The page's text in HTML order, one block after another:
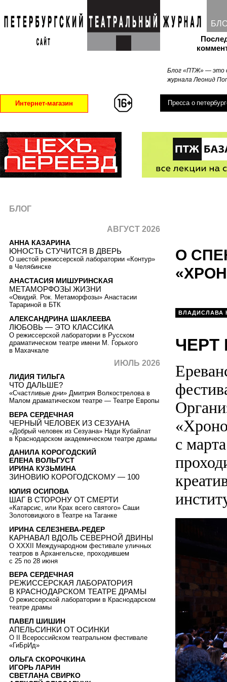
Блог «ПТЖ» — это
журнала Леонид
Интернет-магазин Пресса о
О
ВЛАДИСЛАВА
ЧЕРТ
с
БЛОГ
АВГУСТ 2026
АННА КАЗАРИНА
ЮНОСТЬ СТУЧИТСЯ В ДВЕРЬ
О шестой режиссерской лаборатории «Контур»
в Челябинске
АНАСТАСИЯ МИШУРИНСКАЯ
МЕТАМОРФОЗЫ ЖИЗНИ
«Овидий. Рок. Метаморфозы» Анастасии
Тарариной в БТК
АЛЕКСАНДРИНА ШАКЛЕЕВА
ЛЮБОВЬ — ЭТО КЛАССИКА
О режиссерской лаборатории в Русском
драматическом театре имени М. Горького
в Махачкале
ИЮЛЬ 2026
ЛИДИЯ ТИЛЬГА
ЧТО ДАЛЬШЕ?
«Счастливые дни» Дмитрия Волкострелова в
Малом драматическом театре — Театре Европы
ВЕРА СЕРДЕЧНАЯ
ЧЕРНЫЙ ЧЕЛОВЕК ИЗ СЕЗУАНА
«Добрый человек из Сезуана» Нади Кубайлат
в Краснодарском академическом театре драмы
ДАНИЛА КОРОГОДСКИЙ
ЕЛЕНА ВОЛЬГУСТ
ИРИНА КУЗЬМИНА
ЗИНОВИЮ КОРОГОДСКОМУ — 100
ЮЛИЯ ОСИПОВА
ШАГ В СТОРОНУ ОТ СМЕРТИ
«Катарсис, или Крах всего святого» Саши
Золотовицкого в Театре на Таганке
ИРИНА СЕЛЕЗНЕВА-РЕДЕР
КАРНАВАЛ ВДОЛЬ СЕВЕРНОЙ ДВИНЫ
О XXXII Международном фестивале уличных
театров в Архангельске, проходившем
с 25 по 28 июня
ВЕРА СЕРДЕЧНАЯ
РЕЖИССЕРСКАЯ ЛАБОРАТОРИЯ
В КРАСНОДАРСКОМ ТЕАТРЕ ДРАМЫ
О режиссерской лаборатории в Краснодарском
театре драмы
ПАВЕЛ ШИШИН
АПЕЛЬСИНКИ ОТ ОСИНКИ
О II Всероссийском театральном фестивале
«ГиБрИд»
ОЛЬГА СКОРОЧКИНА
ИГОРЬ ЛАРИН
СВЕТЛАНА СВИРКО